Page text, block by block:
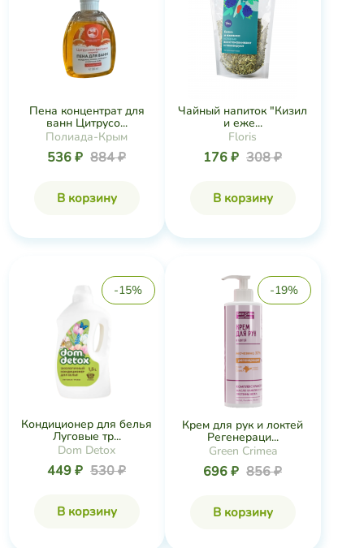
Пена концентрат для
ванн Цитрусо...
Полиада-Крым
536 ₽ 884 ₽
В корзину
Чайный напиток "Кизил
и еже...
Floris
176 ₽ 308 ₽
В корзину
-15%
Кондиционер для белья
Луговые тр...
Dom Detox
449 ₽ 530 ₽
В корзину
-19%
Крем для рук и локтей
Регенераци...
Green Crimea
696 ₽ 856 ₽
В корзину